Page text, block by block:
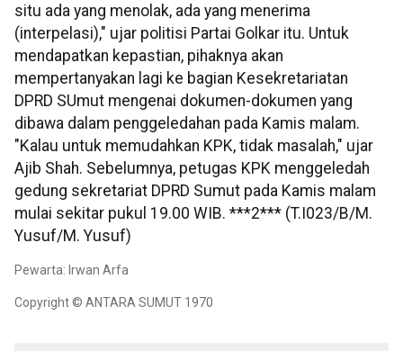
situ ada yang menolak, ada yang menerima
(interpelasi)," ujar politisi Partai Golkar itu. Untuk
mendapatkan kepastian, pihaknya akan
mempertanyakan lagi ke bagian Kesekretariatan
DPRD SUmut mengenai dokumen-dokumen yang
dibawa dalam penggeledahan pada Kamis malam.
"Kalau untuk memudahkan KPK, tidak masalah," ujar
Ajib Shah. Sebelumnya, petugas KPK menggeledah
gedung sekretariat DPRD Sumut pada Kamis malam
mulai sekitar pukul 19.00 WIB. ***2*** (T.I023/B/M.
Yusuf/M. Yusuf)
Pewarta: Irwan Arfa
Copyright © ANTARA SUMUT 1970